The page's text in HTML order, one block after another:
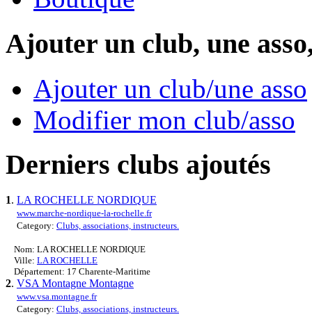
Ajouter un club, une
Ajouter un club/une asso
Modifier mon club/asso
Derniers clubs ajoutés
1. LA ROCHELLE NORDIQUE
www.marche-nordique-la-rochelle.fr
Category: Clubs, associations, instructeurs.
Nom: LA ROCHELLE NORDIQUE
Ville: LA ROCHELLE
Département: 17 Charente-Maritime
2. VSA Montagne Montagne
www.vsa.montagne.fr
Category: Clubs, associations, instructeurs.